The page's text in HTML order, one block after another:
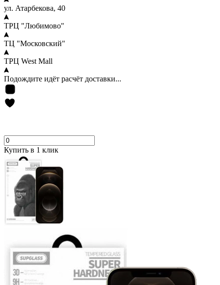
ул. Атарбекова, 40
ТРЦ "Любимово"
ТЦ "Московский"
ТРЦ West Mall
Подождите идёт расчёт доставки...
Купить в 1 клик